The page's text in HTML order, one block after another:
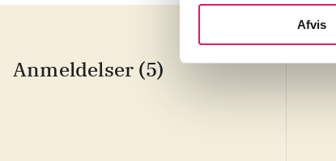
Afvis
Anmeldelser (5)